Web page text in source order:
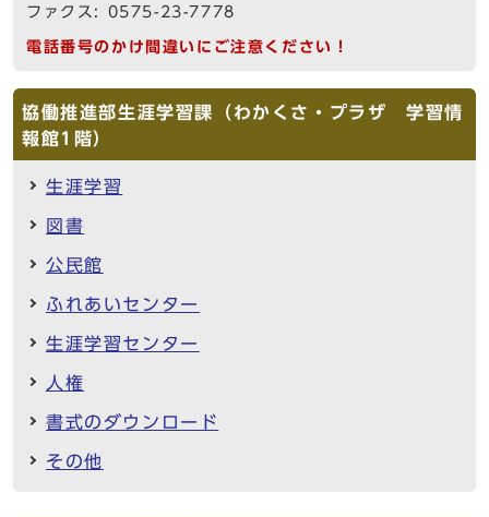
ファクス: 0575-23-7778
電話番号のかけ間違いにご注意ください！
協働推進部生涯学習課（わかくさ・プラザ 学習情
報館1階）
生涯学習
図書
公民館
ふれあいセンター
生涯学習センター
人権
書式のダウンロード
その他